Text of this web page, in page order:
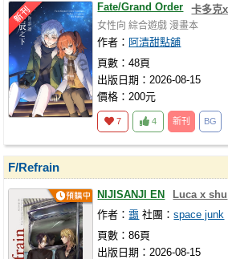
Fate/Grand Order 卡多克
女性向 綜合遊戲 漫畫本
作者： 阿清甜點舖
頁數：48頁
出版日期：2026-08-15
價格：200元
7 4 新刊 BG
F/Refrain
NIJISANJI EN Luca x shu
作者：靄 社團：space junk
頁數：86頁
出版日期：2026-08-15